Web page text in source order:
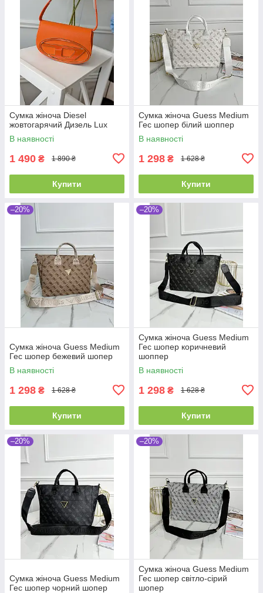
Сумка жіноча Diesel
жовтогарячий Дизель Lux
В наявності
1 490 ₴ 1 890 ₴
Купити
Сумка жіноча Guess Medium
Гес шопер білий шоппер
В наявності
1 298 ₴ 1 628 ₴
Купити
–20%
Сумка жіноча Guess Medium
Гес шопер бежевий шопер
В наявності
1 298 ₴ 1 628 ₴
Купити
–20%
Сумка жіноча Guess Medium
Гес шопер коричневий
шоппер
В наявності
1 298 ₴ 1 628 ₴
Купити
–20%
Сумка жіноча Guess Medium
Гес шопер чорний шопер
–20%
Сумка жіноча Guess Medium
Гес шопер світло-сірий
шопер